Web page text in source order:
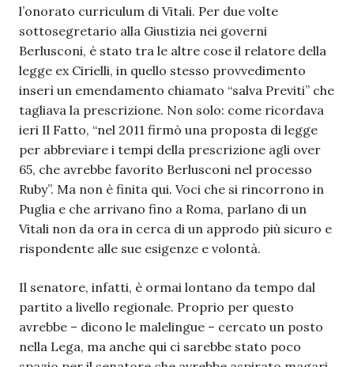
l’onorato curriculum di Vitali. Per due volte
sottosegretario alla Giustizia nei governi
Berlusconi, è stato tra le altre cose il relatore della
legge ex Cirielli, in quello stesso provvedimento
inserì un emendamento chiamato “salva Previti” che
tagliava la prescrizione. Non solo: come ricordava
ieri Il Fatto, “nel 2011 firmò una proposta di legge
per abbreviare i tempi della prescrizione agli over
65, che avrebbe favorito Berlusconi nel processo
Ruby”. Ma non è finita qui. Voci che si rincorrono in
Puglia e che arrivano fino a Roma, parlano di un
Vitali non da ora in cerca di un approdo più sicuro e
rispondente alle sue esigenze e volontà.
Il senatore, infatti, è ormai lontano da tempo dal
partito a livello regionale. Proprio per questo
avrebbe – dicono le malelingue – cercato un posto
nella Lega, ma anche qui ci sarebbe stato poco